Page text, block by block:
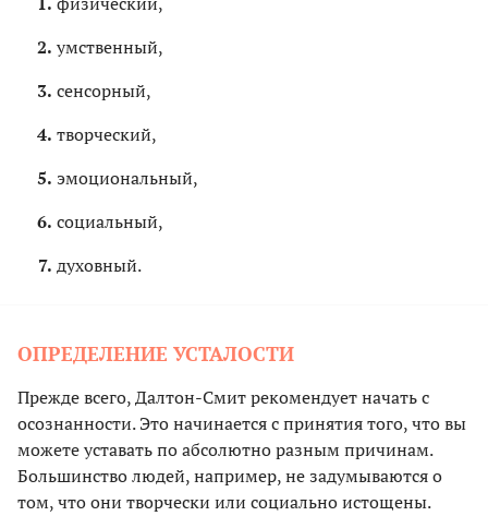
умственный,
сенсорный,
творческий,
эмоциональный,
социальный,
духовный.
ОПРЕДЕЛЕНИЕ УСТАЛОСТИ
Прежде всего, Далтон-Смит рекомендует начать с
осознанности. Это начинается с принятия того, что вы
можете уставать по абсолютно разным причинам.
Большинство людей, например, не задумываются о
том, что они творчески или социально истощены.